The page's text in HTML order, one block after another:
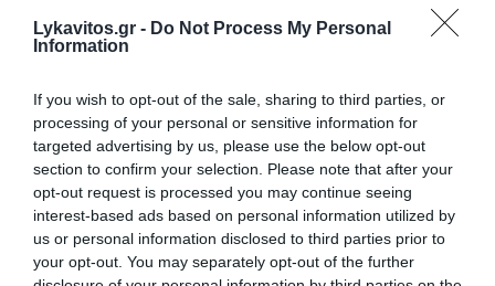
Lykavitos.gr - Do Not Process My Personal
Information
If you wish to opt-out of the sale, sharing to third parties, or
processing of your personal or sensitive information for
targeted advertising by us, please use the below opt-out
section to confirm your selection. Please note that after your
opt-out request is processed you may continue seeing
interest-based ads based on personal information utilized by
us or personal information disclosed to third parties prior to
your opt-out. You may separately opt-out of the further
οι 27 πόλεις λόγω καύσωνα –
Έως 48°C στη Νάπολη
Η Ιταλία βρίσκεται ξανά στο κόκκινο, καθώς η χώρα
βιώνει το τέταρτο και ισχυρότερο κύμα καύσωνα
του καλοκαιριού. Το υπουργείο Υγείας έθεσε σε
κόκκινο συναγερμό και τις 27 πόλεις που